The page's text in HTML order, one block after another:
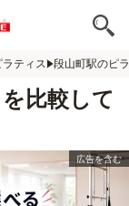
ティス 段山町駅のピ
比較して